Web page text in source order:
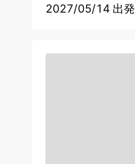
2027/05/14 出発